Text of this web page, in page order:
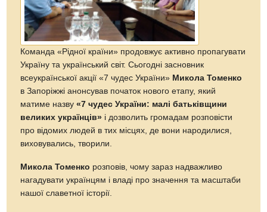
Команда «Рідної країни» продовжує активно пропагувати
Україну та український світ. Сьогодні засновник
всеукраїнської акції «7 чудес України» Микола Томенко
в Запоріжжі анонсував початок нового етапу, який
матиме назву«7 чудес України: малі батьківщини
великих українців» і дозволить громадам розповісти
про відомих людей в тих місцях, де вони народилися,
виховувались, творили.
Микола Томенко розповів, чому зараз надважливо
нагадувати українцям і владі про значення та масштаби
нашої славетної історії.